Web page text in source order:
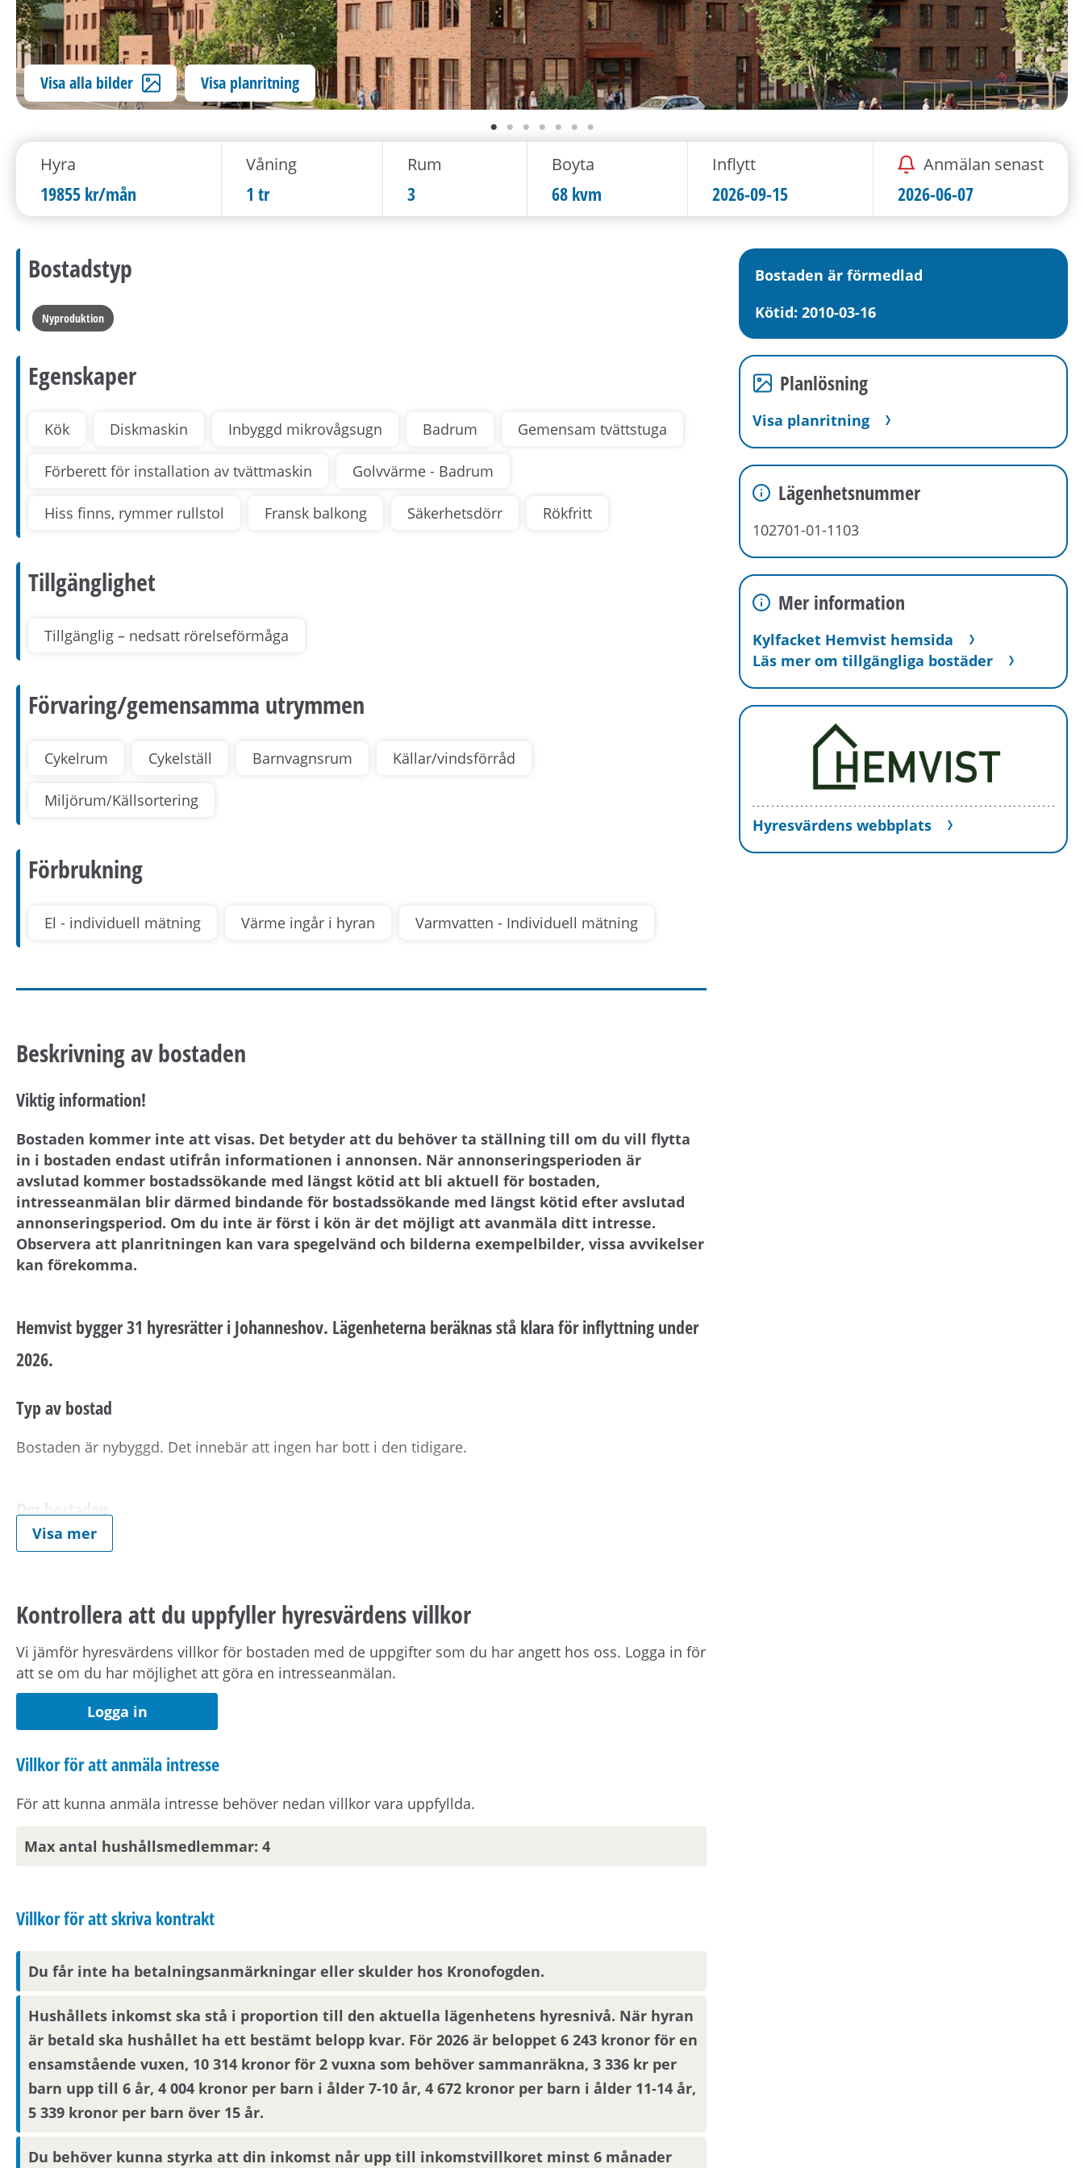
Visa alla bilder Visa planritning
Hyra
19855 kr/mån
Våning
1 tr
Rum
3
Boyta
68 kvm
Inflytt
2026-09-15
Anmälan senast
2026-06-07
Bostadstyp
Nyproduktion
Egenskaper
Kök Diskmaskin Inbyggd mikrovågsugn Badrum Gemensam tvättstuga
Förberett för installation av tvättmaskin Golvvärme - Badrum
Hiss finns, rymmer rullstol Fransk balkong Säkerhetsdörr Rökfritt
Tillgänglighet
Tillgänglig – nedsatt rörelseförmåga
Förvaring/gemensamma utrymmen
Cykelrum Cykelställ Barnvagnsrum Källar/vindsförråd
Miljörum/Källsortering
Förbrukning
El - individuell mätning Värme ingår i hyran Varmvatten - Individuell mätning
Beskrivning av bostaden
Viktig information!
Bostaden kommer inte att visas. Det betyder att du behöver ta ställning till om du vill flytta
in i bostaden endast utifrån informationen i annonsen. När annonseringsperioden är
avslutad kommer bostadssökande med längst kötid att bli aktuell för bostaden,
intresseanmälan blir därmed bindande för bostadssökande med längst kötid efter avslutad
annonseringsperiod. Om du inte är först i kön är det möjligt att avanmäla ditt intresse.
Observera att planritningen kan vara spegelvänd och bilderna exempelbilder, vissa avvikelser
kan förekomma.
Hemvist bygger 31 hyresrätter i Johanneshov. Lägenheterna beräknas stå klara för inflyttning under
2026.
Typ av bostad
Bostaden är nybyggd. Det innebär att ingen har bott i den tidigare.
Om bostaden
Lägenheten präglas av exklusiva materialval i ljusa, neutrala färger, helkaklat badrum förberett för
Om fastigheten
I huset finns barnvagnsförråd, ett miljörum, cykelparkering och en gemensam tvättstuga. Det finns
även en gemensam terrass i fastigheten samt en gårdsmiljö som delas med grannarna i kvarteret.
Om hyran
Det är individuell mätning av varmvatten samt hushållsel.
Förmedlingsinformation
kontaktuppgifter på Mina sidor. Om hyresvärden har villkor om antal hushållsmedlemmar hämtar
Observera att om inflyttningsdatumet infaller på en helgdag eller en röd dag sker inflyttning
nästkommande vardag. Om din anställning inte är i Stockholmsområdet behöver du visa att din
arbetsplats ligger inom pendlingsavstånd från bostaden. Om du har vuxna barn som ska bo i
hushållet behöver de beställa ett familjebevis från Skatteverkethär.
Visningsinformation
Om du är en av dem som blir aktuell för en bostad kommer du att bli inbjuden till visning eller få ny
kompletterande information i form av bilder/video eller rangordning. Visningsinbjudan kommer att
Visa mer
Kontrollera att du uppfyller hyresvärdens villkor
Vi jämför hyresvärdens villkor för bostaden med de uppgifter som du har angett hos oss. Logga in för
att se om du har möjlighet att göra en intresseanmälan.
Logga in
Villkor för att anmäla intresse
För att kunna anmäla intresse behöver nedan villkor vara uppfyllda.
Max antal hushållsmedlemmar: 4
Villkor för att skriva kontrakt
Du får inte ha betalningsanmärkningar eller skulder hos Kronofogden.
Hushållets inkomst ska stå i proportion till den aktuella lägenhetens hyresnivå. När hyran
är betald ska hushållet ha ett bestämt belopp kvar. För 2026 är beloppet 6 243 kronor för en
ensamstående vuxen, 10 314 kronor för 2 vuxna som behöver sammanräkna, 3 336 kr per
barn upp till 6 år, 4 004 kronor per barn i ålder 7-10 år, 4 672 kronor per barn i ålder 11-14 år,
5 339 kronor per barn över 15 år.
Du behöver kunna styrka att din inkomst når upp till inkomstvillkoret minst 6 månader
Bostaden är förmedlad
Kötid: 2010-03-16
Planlösning
Visa planritning
Lägenhetsnummer
102701-01-1103
Mer information
Kylfacket Hemvist hemsida
Läs mer om tillgängliga bostäder
Hyresvärdens webbplats